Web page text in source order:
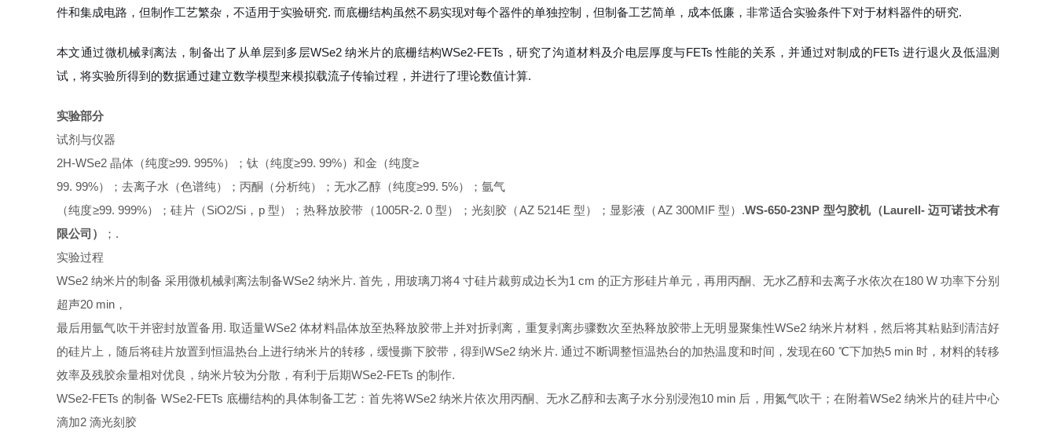
件和集成电路，但制作工艺繁杂，不适用于实验研究. 而底栅结构虽然不易实现对每个器件的单独控制，但制备工艺简单，成本低廉，非常适合实验条件下对于材料器件的研究.
本文通过微机械剥离法，制备出了从单层到多层WSe2 纳米片的底栅结构WSe2-FETs，研究了沟道材料及介电层厚度与FETs 性能的关系，并通过对制成的FETs 进行退火及低温测
试，将实验所得到的数据通过建立数学模型来模拟载流子传输过程，并进行了理论数值计算.
实验部分
试剂与仪器
2H-WSe2 晶体（纯度≥99. 995%）；钛（纯度≥99. 99%）和金（纯度≥
99. 99%）；去离子水（色谱纯）；丙酮（分析纯）；无水乙醇（纯度≥99. 5%）；氩气
（纯度≥99. 999%）；硅片（SiO2/Si，p 型）；热释放胶带（1005R-2. 0 型）；光刻胶（AZ 5214E 型）；显影液（AZ 300MIF 型）.WS-650-23NP 型匀胶机（Laurell- 迈可诺技术有
限公司）
；.
实验过程
WSe2 纳米片的制备 采用微机械剥离法制备WSe2 纳米片. 首先，用玻璃刀将4 寸硅片裁剪成边长为1 cm 的正方形硅片单元，再用丙酮、无水乙醇和去离子水依次在180 W 功率下分别
超声20 min，
最后用氩气吹干并密封放置备用. 取适量WSe2 体材料晶体放至热释放胶带上并对折剥离，重复剥离步骤数次至热释放胶带上无明显聚集性WSe2 纳米片材料，然后将其粘贴到清洁好
的硅片上，随后将硅片放置到恒温热台上进行纳米片的转移，缓慢撕下胶带，得到WSe2 纳米片. 通过不断调整恒温热台的加热温度和时间，发现在60 ℃下加热5 min 时，材料的转移
效率及残胶余量相对优良，纳米片较为分散，有利于后期WSe2-FETs 的制作.
WSe2-FETs 的制备 WSe2-FETs 底栅结构的具体制备工艺：首先将WSe2 纳米片依次用丙酮、无水乙醇和去离子水分别浸泡10 min 后，用氮气吹干；在附着WSe2 纳米片的硅片中心
滴加2 滴光刻胶